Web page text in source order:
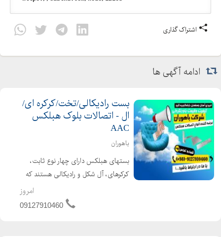
اشتراک گذاری
ادامه آگهی ها
بست رادیکالی/تخت/کرکره ای/
ال - اتصالات بلوک هبلکس
AAC
باهوران
بستهای هبلکس دارای چهار نوع ثابت،
کرکرهای، آل شکل و رادیکالی هستند که
هر کدام نحوهی اجرای خاص خودش را
دارد اما در نهایت تمام بستها با هدف
امروز
09127910460